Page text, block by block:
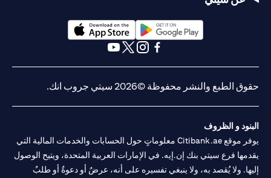
(opens in a new tab)
حقوق الطبع والنشر محفوظة ©2026 سيتي جروب انك.
البنود و الظروف
يوفر موقع Citibank.ae معلوماتٍ حول الحسابات والخدمات المالية التي
يقدمها فرع سيتي بنك إن.إيه. في الإمارات العربية المتحدة، ويتيح الوصول
إليها. ولا يُقصد به، ولا ينبغي تفسيره على أنه، عرضٌ أو دعوةٌ أو طلبٌ